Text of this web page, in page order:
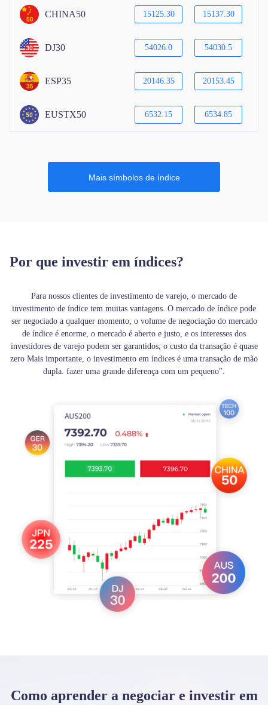
CHINA50 15125.30 15137.30
DJ30 54026.0 54030.5
ESP35 20146.35 20153.45
EUSTX50 6532.15 6534.85
Mais símbolos de índice
Por que investir em índices?
Para nossos clientes de investimento de varejo, o mercado de
investimento de índice tem muitas vantagens. O mercado de índice pode
ser negociado a qualquer momento; o volume de negociação do mercado
de índice é enorme, o mercado é aberto e justo, e os interesses dos
investidores de varejo podem ser garantidos; o custo da transação é quase
zero Mais importante, o investimento em índices é uma transação de mão
dupla. fazer uma grande diferença com um pequeno".
Como aprender a negociar e investir em